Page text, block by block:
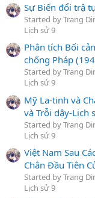
Sự Biến đổi trậ
Started by Trang
Lịch sử 9
Phân tích Bối
chống Pháp
Started by Trang
Lịch sử 9
Mỹ La-tinh và
và Trỗi dậy-Lịch
Started by Trang
Lịch sử 9
Việt Nam Sau
Chân Đầu Tiên
Started by Trang
Lịch sử 9